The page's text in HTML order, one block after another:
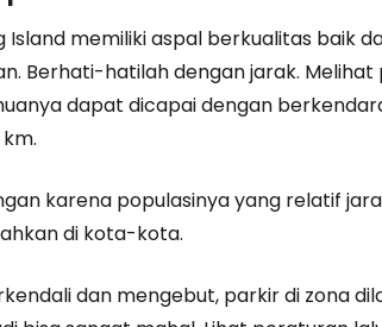
Island memiliki aspal berkualitas baik
Berhati-hatilah dengan jarak.
dapat dicapai dengan
karena populasinya yang relatif
di kota-kota.
dan mengebut, parkir di zona